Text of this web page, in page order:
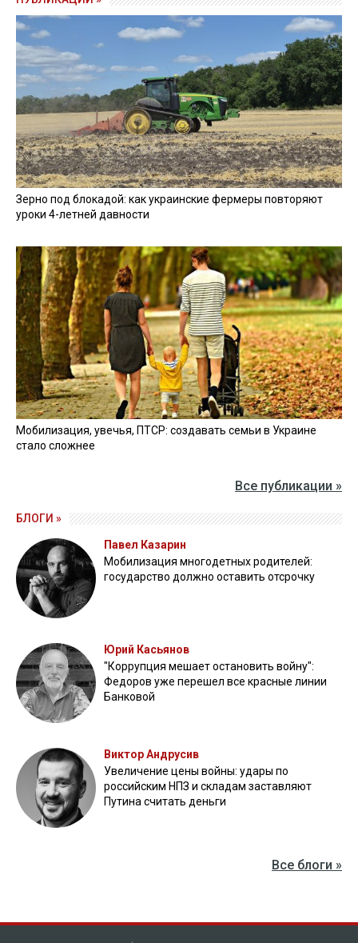
Зерно под блокадой: как украинские фермеры повторяют
уроки 4-летней давности
Мобилизация, увечья, ПТСР: создавать семьи в Украине
стало сложнее
Все публикации »
БЛОГИ »
Павел Казарин
Мобилизация многодетных родителей:
государство должно оставить отсрочку
Юрий Касьянов
"Коррупция мешает остановить войну":
Федоров уже перешел все красные линии
Банковой
Виктор Андрусив
Увеличение цены войны: удары по
российским НПЗ и складам заставляют
Путина считать деньги
Все блоги »